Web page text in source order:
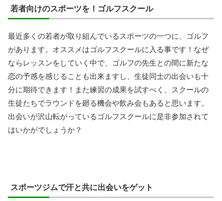
若者向けのスポーツを！ゴルフスクール
最近多くの若者が取り組んでいるスポーツの一つに、ゴルフ
があります。オススメはゴルフスクールに入る事です！なぜ
ならレッスンをしていく中で、ゴルフの先生との間に新たな
恋の予感を感じることも出来ますし、生徒同士の出会いも十
分に期待できます！また練習の成果を試すべく、スクールの
生徒たちでラウンドを廻る機会や飲み会もあると思います。
出会いが沢山転がっているゴルフスクールに是非参加されて
はいかがでしょうか？
スポーツジムで汗と共に出会いをゲット